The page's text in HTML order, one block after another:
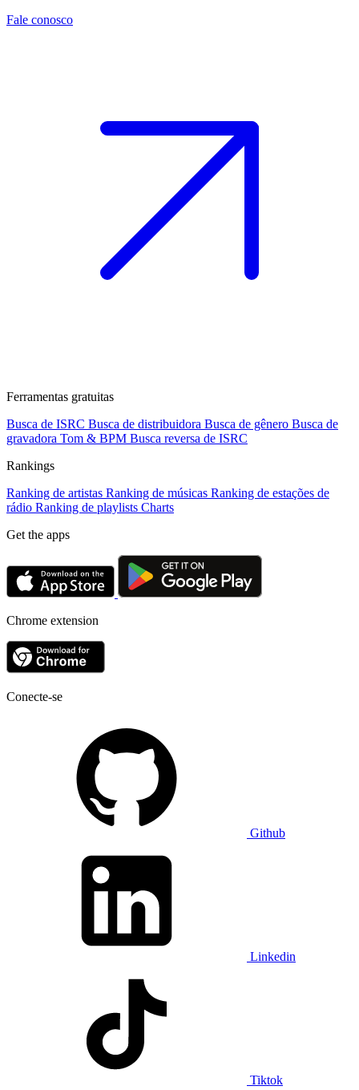
Fale conosco
Ferramentas gratuitas
Busca de ISRC Busca de distribuidora Busca de gênero Busca de
gravadora Tom & BPM Busca reversa de ISRC
Rankings
Ranking de artistas Ranking de músicas Ranking de estações de
rádio Ranking de playlists Charts
Get the apps
Chrome extension
Conecte-se
Github
Linkedin
Tiktok